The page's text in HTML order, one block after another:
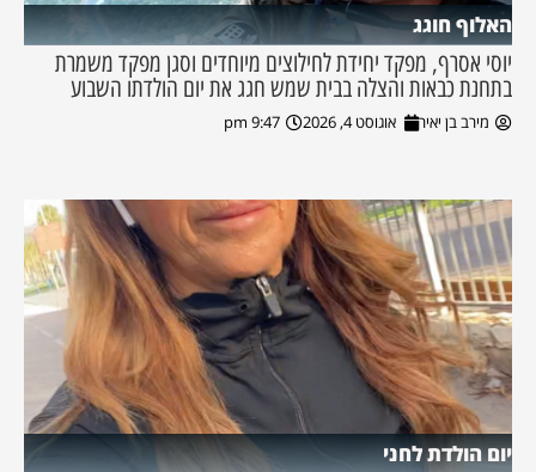
האלוף חוגג
יוסי אסרף, מפקד יחידת לחילוצים מיוחדים וסגן מפקד משמרת
בתחנת כבאות והצלה בבית שמש חגג את יום הולדתו השבוע
מירב בן יאיר אוגוסט 4, 2026 9:47 pm
יום הולדת לחני